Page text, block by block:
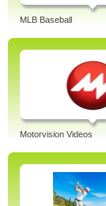
MLB Baseball
Motorvision Videos